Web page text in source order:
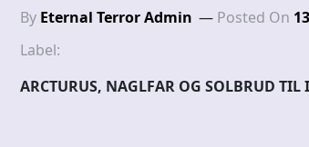
By Eternal Terror Admin Posted On
Label:
ARCTURUS, NAGLFAR OG SOLBRUD TIL